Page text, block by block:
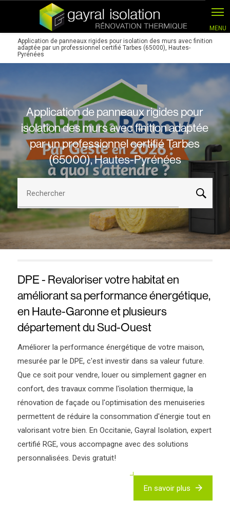
Application de panneaux rigides pour isolation des murs avec finition
adaptée par un professionnel certifié Tarbes (65000), Hautes-
Pyrénées
Application de panneaux rigides pour
isolation des murs avec finition adaptée
par un professionnel certifié Tarbes
(65000), Hautes-Pyrénées
Rechercher
DPE - Revaloriser votre habitat en
améliorant sa performance énergétique,
en Haute-Garonne et plusieurs
département du Sud-Ouest
Améliorer la performance énergétique de votre maison,
mesurée par le DPE, c'est investir dans sa valeur future.
Que ce soit pour vendre, louer ou simplement gagner en
confort, des travaux comme l'isolation thermique, la
rénovation de façade ou l'optimisation des menuiseries
permettent de réduire la consommation d'énergie tout en
valorisant votre bien. En Occitanie, Gayral Isolation, expert
certifié RGE, vous accompagne avec des solutions
personnalisées. Devis gratuit!
En savoir plus
Panneau de gestion des cookies